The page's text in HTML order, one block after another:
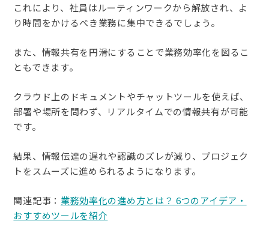
これにより、社員はルーティンワークから解放され、よ
り時間をかけるべき業務に集中できるでしょう。
また、情報共有を円滑にすることで業務効率化を図るこ
ともできます。
クラウド上のドキュメントやチャットツールを使えば、
部署や場所を問わず、リアルタイムでの情報共有が可能
です。
結果、情報伝達の遅れや認識のズレが減り、プロジェク
トをスムーズに進められるようになります。
関連記事： 業務効率化の進め方とは？ 6つのアイデア・
おすすめツールを紹介